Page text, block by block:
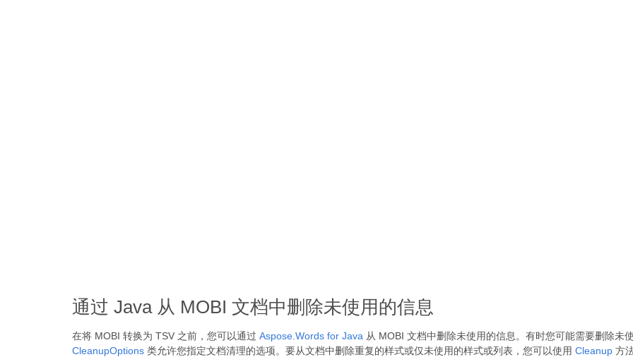
通过 Java 从 MOBI 文档中删除未使用的信息
在将 MOBI 转换为 TSV 之前，您可以通过 Aspose.Words for Java 从 MOBI 文档中删除未使用的信息。有时您可能需要删除未
CleanupOptions 类允许您指定文档清理的选项。要从文档中删除重复的样式或仅未使用的样式或列表，您可以使用 Cleanup 方